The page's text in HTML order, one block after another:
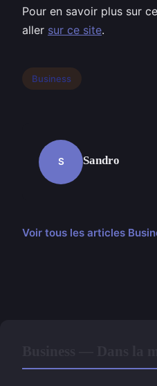
Pour en savoir plus sur
aller sur ce site.
Business
S Sandro
Voir tous les articles